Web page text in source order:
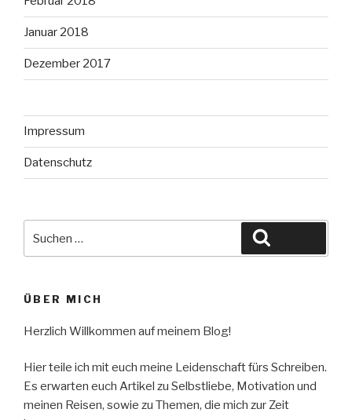
Januar 2018
Dezember 2017
Impressum
Datenschutz
nach:
ÜBER MICH
Herzlich Willkommen auf meinem Blog!
Hier teile ich mit euch meine Leidenschaft fürs Schreiben.
Es erwarten euch Artikel zu Selbstliebe, Motivation und
meinen Reisen, sowie zu Themen, die mich zur Zeit